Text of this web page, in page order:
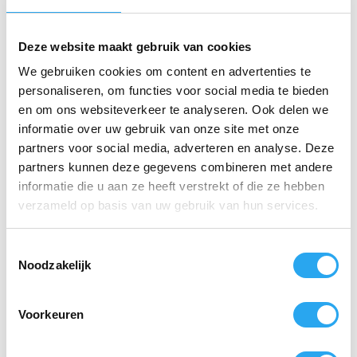
Deze website maakt gebruik van cookies
We gebruiken cookies om content en advertenties te
personaliseren, om functies voor social media te bieden
en om ons websiteverkeer te analyseren. Ook delen we
informatie over uw gebruik van onze site met onze
partners voor social media, adverteren en analyse. Deze
partners kunnen deze gegevens combineren met andere
informatie die u aan ze heeft verstrekt of die ze hebben
verzameld op basis van uw gebruik van hun services.
Noodzakelijk
Voorkeuren
instelling van je borstelhoek.
Flex Steelslang:Hoogwaardige waterslang
inclusief rectus steeknippel en oor-ring voor een
lekvrije verbinding.
Optimale Waterdoorvoer:Speciaal ontworpen
voor een constante flow tijdens intensief
tuckerwerk.
Gerelateerde producten